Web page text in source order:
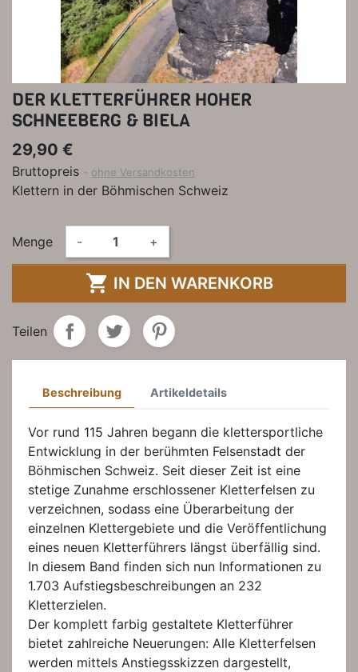
DER KLETTERFÜHRER HOHER
SCHNEEBERG & BIELA
29,90 €
Bruttopreis ohne Versandkosten
Klettern in der Böhmischen Schweiz
Menge - +
 IN DEN WARENKORB
Teilen
Beschreibung Artikeldetails
Vor rund 115 Jahren begann die klettersportliche
Entwicklung in der berühmten Felsenstadt der
Böhmischen Schweiz. Seit dieser Zeit ist eine
stetige Zunahme erschlossener Kletterfelsen zu
verzeichnen, sodass eine Überarbeitung der
einzelnen Klettergebiete und die Veröffentlichung
eines neuen Kletterführers längst überfällig sind.
In diesem Band finden sich nun Informationen zu
1.703 Aufstiegsbeschreibungen an 232
Kletterzielen.
Der komplett farbig gestaltete Kletterführer
bietet zahlreiche Neuerungen: Alle Kletterfelsen
werden mittels Anstiegsskizzen dargestellt,